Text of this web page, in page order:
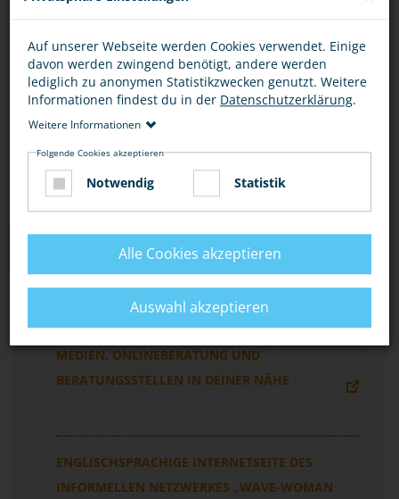
oder per Chat unter
http://www.zwangsheirat.de/.
Wo du Beratungsstellen findest, erfährst du
EIN JUGENDPORTAL ZUM THEMA
ZWANGSHEIRAT MIT INFORMATIONEN,
MEDIEN, ONLINEBERATUNG UND
BERATUNGSSTELLEN IN DEINER NÄHE
ENGLISCHSPRACHIGE INTERNETSEITE DES
INFORMELLEN NETZWERKES „WAVE-WOMAN
Auf unserer Webseite werden Cookies verwendet. Einige
davon werden zwingend benötigt, andere werden
lediglich zu anonymen Statistikzwecken genutzt. Weitere
Informationen findest du in der Datenschutzerklärung.
Weitere Informationen
Folgende Cookies akzeptieren
Notwendig Statistik
Alle Cookies akzeptieren
Auswahl akzeptieren